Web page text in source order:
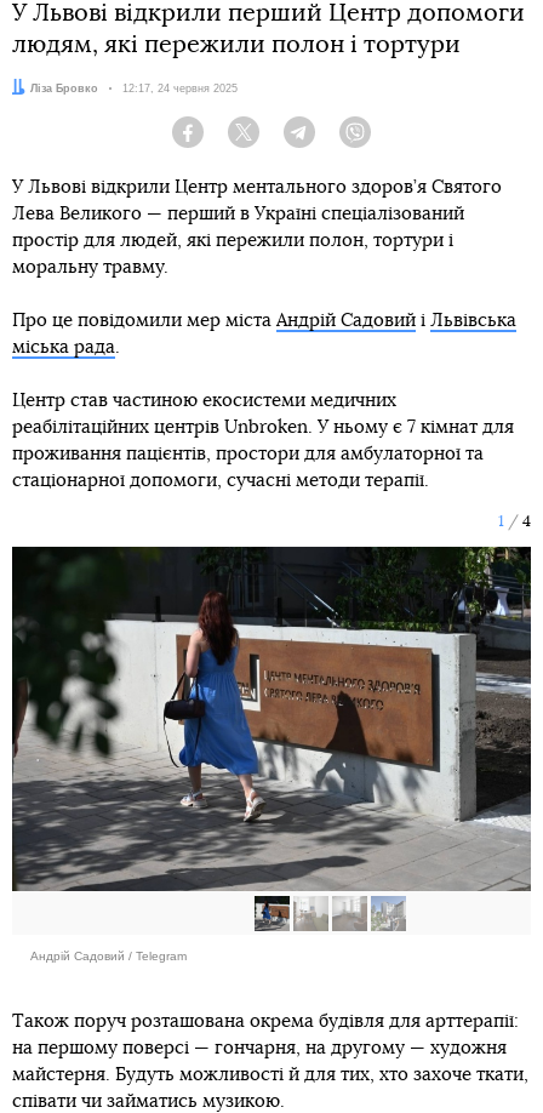
У Львові відкрили перший Центр допомоги
людям, які пережили полон і тортури
Автор:
Ліза Бровко Дата:
12:17, 24 червня 2025
Facebook Twitter Telegram
У Львові відкрили Центр ментального здоров’я Святого
Лева Великого — перший в Україні спеціалізований
простір для людей, які пережили полон, тортури і
моральну травму.
Про це повідомили мер містаАндрій Садовий і Львівська
міська рада.
Центр став частиною екосистеми медичних
реабілітаційних центрів Unbroken. У ньому є 7 кімнат для
проживання пацієнтів, простори для амбулаторної та
стаціонарної допомоги, сучасні методи терапії.
1 4
Андрій Садовий / Telegram
Також поруч розташована окрема будівля для арттерапії:
на першому поверсі — гончарня, на другому — художня
майстерня. Будуть можливості й для тих, хто захоче ткати,
співати чи займатись музикою.